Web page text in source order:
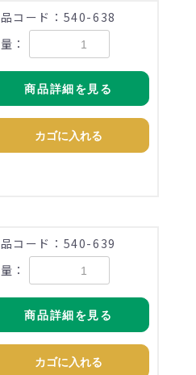
コード：540-638
：
商品詳細を見る
カゴに入れる
コード：540-639
：
商品詳細を見る
カゴに入れる